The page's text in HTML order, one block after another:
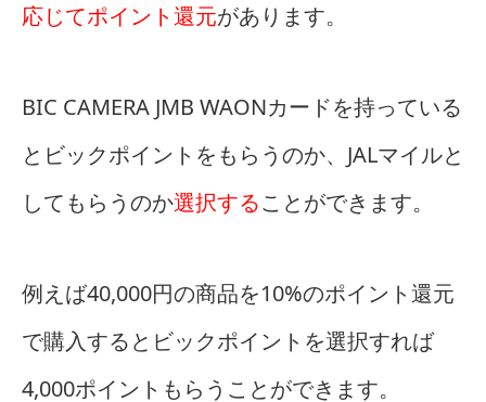
応じてポイント還元があります。
BIC CAMERA JMB WAONカードを持っている
とビックポイントをもらうのか、JALマイルと
してもらうのか選択することができます。
例えば40,000円の商品を10%のポイント還元
で購入するとビックポイントを選択すれば
4,000ポイントもらうことができます。